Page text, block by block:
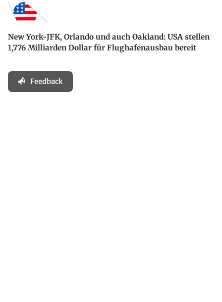
New York-JFK, Orlando und auch Oakland: USA stellen
1,776 Milliarden Dollar für Flughafenausbau bereit
Feedback